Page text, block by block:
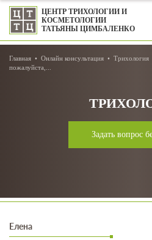
ЦЕНТР ТРИХОЛОГИИ И
КОСМЕТОЛОГИИ
ТАТЬЯНЫ ЦИМБАЛЕНКО
Главная Онлайн консультация Трихология
пожалуйста,...
Задать вопрос
Елена